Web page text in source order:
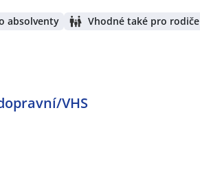
absolventy Vhodné také pro rodiče
VHS